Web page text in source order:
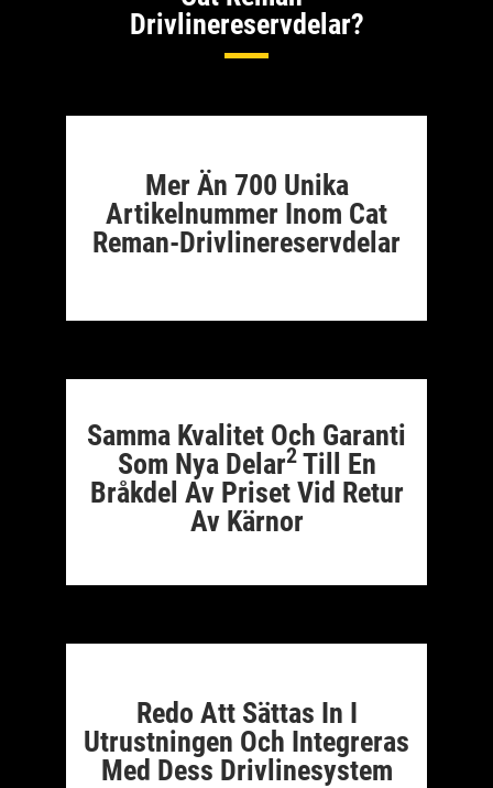
Drivlinereservdelar?
Mer Än 700 Unika
Artikelnummer Inom Cat
Reman-Drivlinereservdelar
Samma Kvalitet Och Garanti
Som Nya Delar2Till En
Bråkdel Av Priset Vid Retur
Av Kärnor
Redo Att Sättas In I
Utrustningen Och Integreras
Med Dess Drivlinesystem